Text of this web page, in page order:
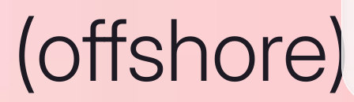
(offshore)